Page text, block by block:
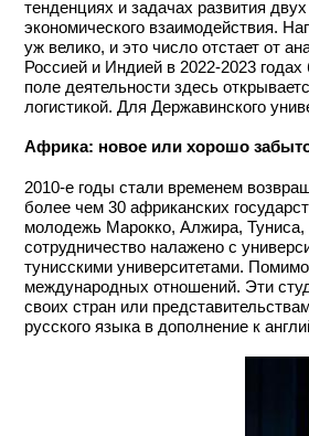
тенденциях и задачах развития
экономического взаимодействия.
уж велико, и это число отстает от
Россией и Индией в 2022-2023
поле деятельности здесь
логистикой. Для Державинского
Африка: новое или хорошо
2010-е годы стали временем
более чем 30 африканских
молодежь Марокко, Алжира, Туниса,
сотрудничество налажено с
тунисскими университетами.
международных отношений. Эти
своих стран или
русского языка в дополнение к